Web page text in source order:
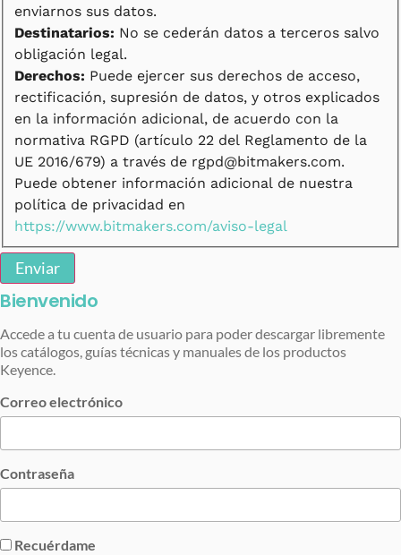
enviarnos sus datos.
Destinatarios: No se cederán datos a terceros salvo
obligación legal.
Derechos: Puede ejercer sus derechos de acceso,
rectificación, supresión de datos, y otros explicados
en la información adicional, de acuerdo con la
normativa RGPD (artículo 22 del Reglamento de la
UE 2016/679) a través de rgpd@bitmakers.com.
Puede obtener información adicional de nuestra
política de privacidad en
https://www.bitmakers.com/aviso-legal
Enviar
Bienvenido
Accede a tu cuenta de usuario para poder descargar libremente
los catálogos, guías técnicas y manuales de los productos
Keyence.
Correo electrónico
Contraseña
Recuérdame